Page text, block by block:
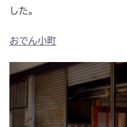
した。
おでん小町